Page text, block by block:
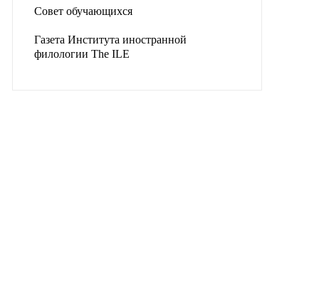
Совет обучающихся
Газета Института иностранной
филологии The ILE